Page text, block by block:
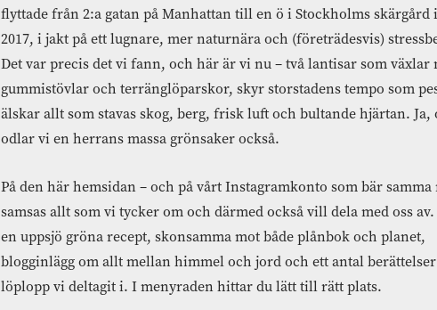
flyttade från 2:a gatan på Manhattan till en ö i Stockholms skärgård
2017, i jakt på ett lugnare, mer naturnära och (företrädesvis)
Det var precis det vi fann, och här är vi nu – två lantisar som växlar
gummistövlar och terränglöparskor, skyr storstadens tempo som
älskar allt som stavas skog, berg, frisk luft och bultande hjärtan. Ja,
odlar vi en herrans massa grönsaker också.
På den här hemsidan – och på vårt Instagramkonto som bär samma
samsas allt som vi tycker om och därmed också vill dela med oss
en uppsjö gröna recept, skonsamma mot både plånbok och planet,
blogginlägg om allt mellan himmel och jord och ett antal
löplopp vi deltagit i. I menyraden hittar du lätt till rätt plats.